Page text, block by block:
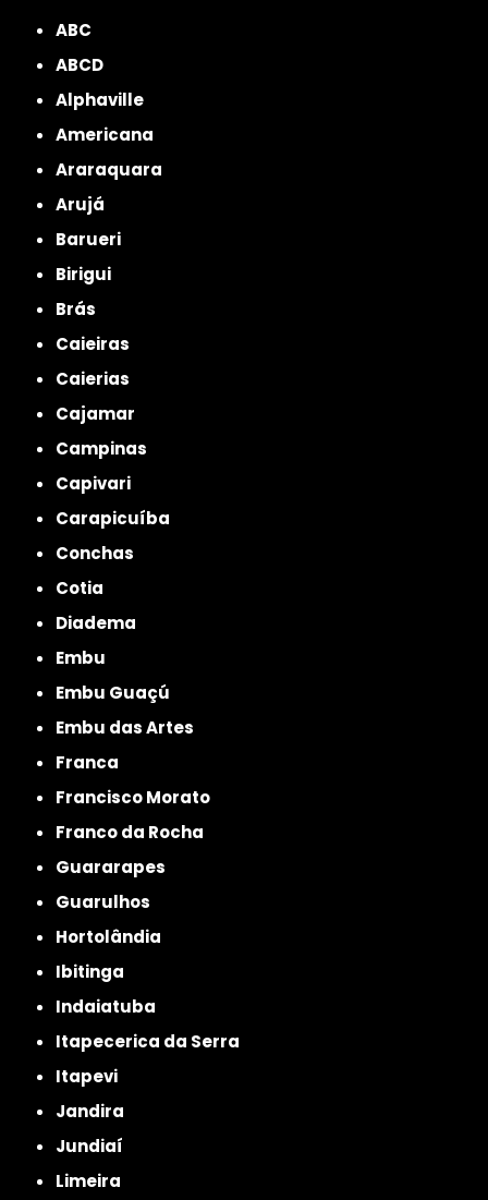
ABC
ABCD
Alphaville
Americana
Araraquara
Arujá
Barueri
Birigui
Brás
Caieiras
Caierias
Cajamar
Campinas
Capivari
Carapicuíba
Conchas
Cotia
Diadema
Embu
Embu Guaçú
Embu das Artes
Franca
Francisco Morato
Franco da Rocha
Guararapes
Guarulhos
Hortolândia
Ibitinga
Indaiatuba
Itapecerica da Serra
Itapevi
Jandira
Jundiaí
Limeira